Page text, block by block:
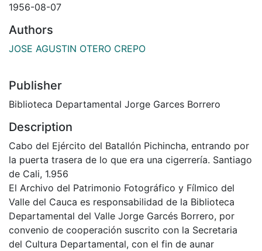
1956-08-07
Authors
JOSE AGUSTIN OTERO CREPO
Publisher
Biblioteca Departamental Jorge Garces Borrero
Description
Cabo del Ejército del Batallón Pichincha, entrando por
la puerta trasera de lo que era una cigerrería. Santiago
de Cali, 1.956
El Archivo del Patrimonio Fotográfico y Fílmico del
Valle del Cauca es responsabilidad de la Biblioteca
Departamental del Valle Jorge Garcés Borrero, por
convenio de cooperación suscrito con la Secretaria
del Cultura Departamental, con el fin de aunar